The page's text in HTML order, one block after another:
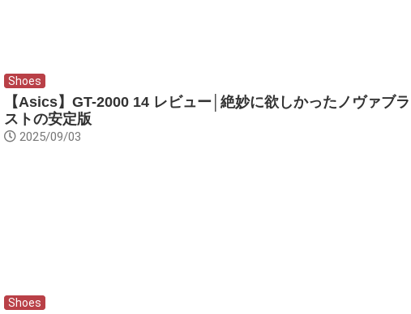
Shoes
【Asics】GT-2000 14 レビュー│絶妙に欲しかったノヴァブラ
ストの安定版
2025/09/03
Shoes